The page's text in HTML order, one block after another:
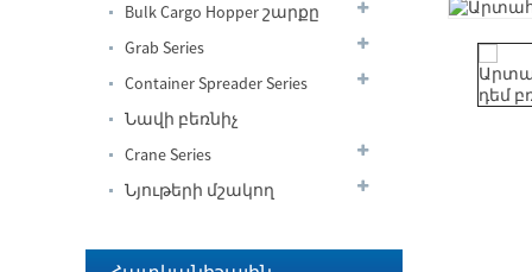
Bulk Cargo Hopper շարքը
Grab Series
Container Spreader Series
Նավի բեռնիչ
Crane Series
Նյութերի մշակող
Հեռադիտակային
կեռիկով
որն